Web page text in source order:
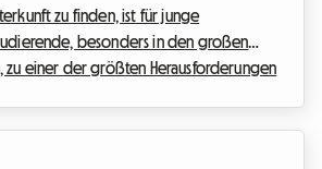
zu finden, ist für junge
besonders in den großen
zu einer der größten Herausforderungen